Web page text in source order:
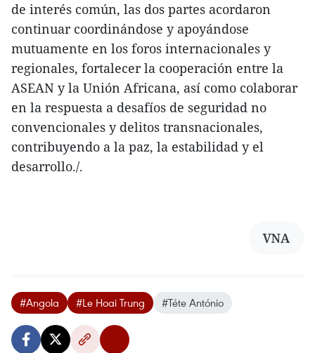
de interés común, las dos partes acordaron
continuar coordinándose y apoyándose
mutuamente en los foros internacionales y
regionales, fortalecer la cooperación entre la
ASEAN y la Unión Africana, así como colaborar
en la respuesta a desafíos de seguridad no
convencionales y delitos transnacionales,
contribuyendo a la paz, la estabilidad y el
desarrollo./.
VNA
#Angola #Le Hoai Trung #Téte António